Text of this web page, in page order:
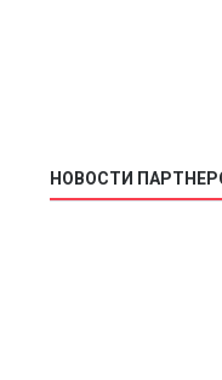
НОВОСТИ